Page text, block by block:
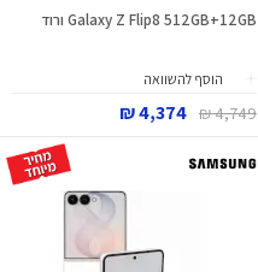
Galaxy Z Flip8 512GB+12GB ורוד
הוסף להשוואה
4,749 ₪
4,374 ₪